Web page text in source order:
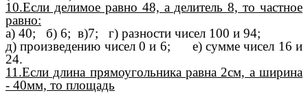
10.Если делимое равно 48, а делитель 8, то частное
равно:
а) 40; б) 6; в)7; г) разности чисел 100 и 94;
д) произведению чисел 0 и 6; е) сумме чисел 16 и
24.
11.Если длина прямоугольника равна 2см, а ширина
- 40мм, то площадь